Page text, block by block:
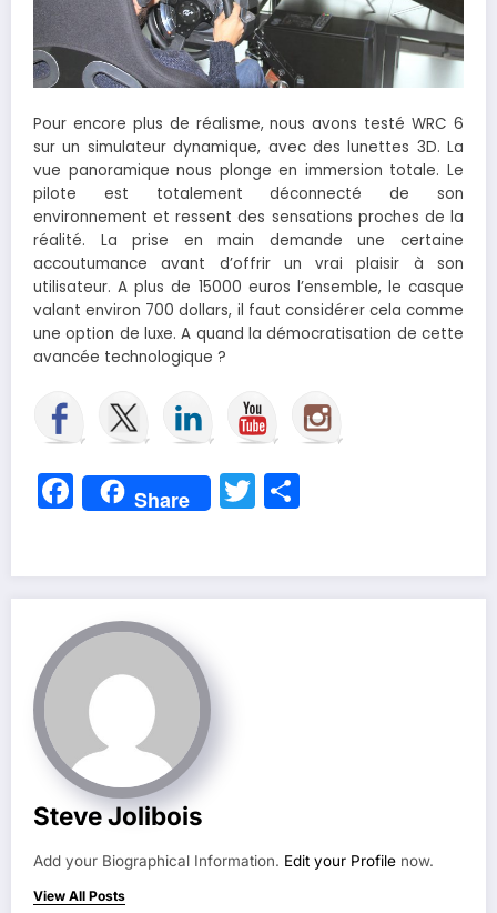
Pour encore plus de réalisme, nous avons testé WRC 6
sur un simulateur dynamique, avec des lunettes 3D. La
vue panoramique nous plonge en immersion totale. Le
pilote est totalement déconnecté de son
environnement et ressent des sensations proches de la
réalité. La prise en main demande une certaine
accoutumance avant d’offrir un vrai plaisir à son
utilisateur. A plus de 15000 euros l’ensemble, le casque
valant environ 700 dollars, il faut considérer cela comme
une option de luxe. A quand la démocratisation de cette
avancée technologique ?
Facebook
Share Twitter
Steve Jolibois
Add your Biographical Information. Edit your Profile now.
View All Posts